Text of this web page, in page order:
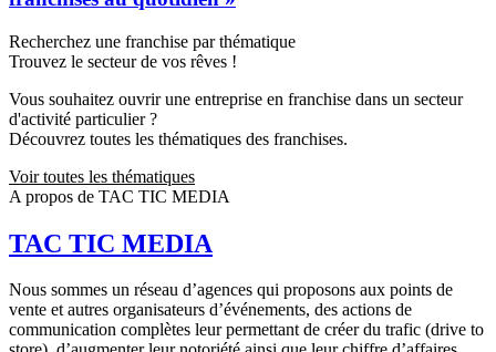
Recherchez une franchise par thématique
Trouvez le secteur de vos rêves !
Vous souhaitez ouvrir une entreprise en franchise dans un secteur
d'activité particulier ?
Découvrez toutes les thématiques des franchises.
Voir toutes les thématiques
A propos de TAC TIC MEDIA
TAC TIC MEDIA
Nous sommes un réseau d’agences qui proposons aux points de
vente et autres organisateurs d’événements, des actions de
communication complètes leur permettant de créer du trafic (drive to